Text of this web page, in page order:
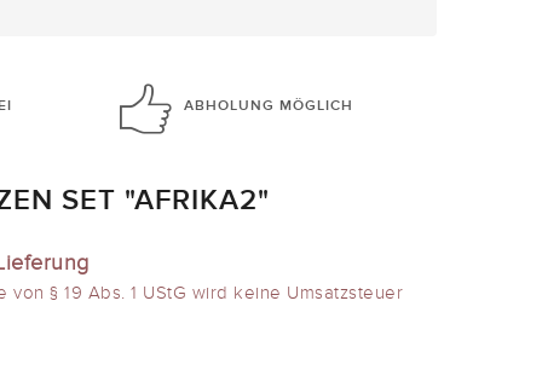
ABHOLUNG MÖGLICH
SET "AFRIKA2"
von § 19 Abs. 1 UStG wird keine Umsatzsteuer